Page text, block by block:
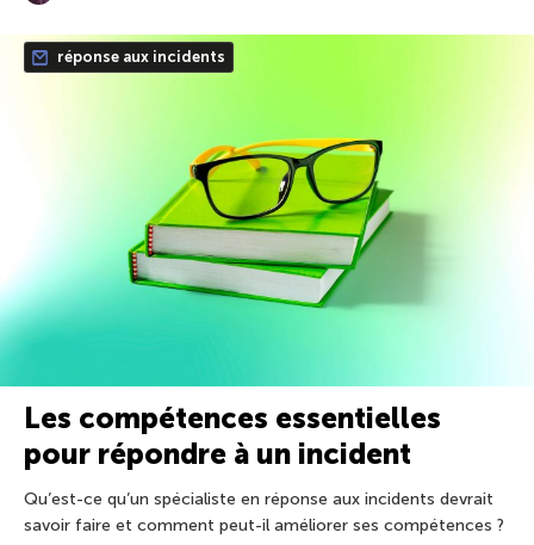
réponse aux incidents
Les compétences essentielles
pour répondre à un incident
Qu’est-ce qu’un spécialiste en réponse aux incidents devrait
savoir faire et comment peut-il améliorer ses compétences ?